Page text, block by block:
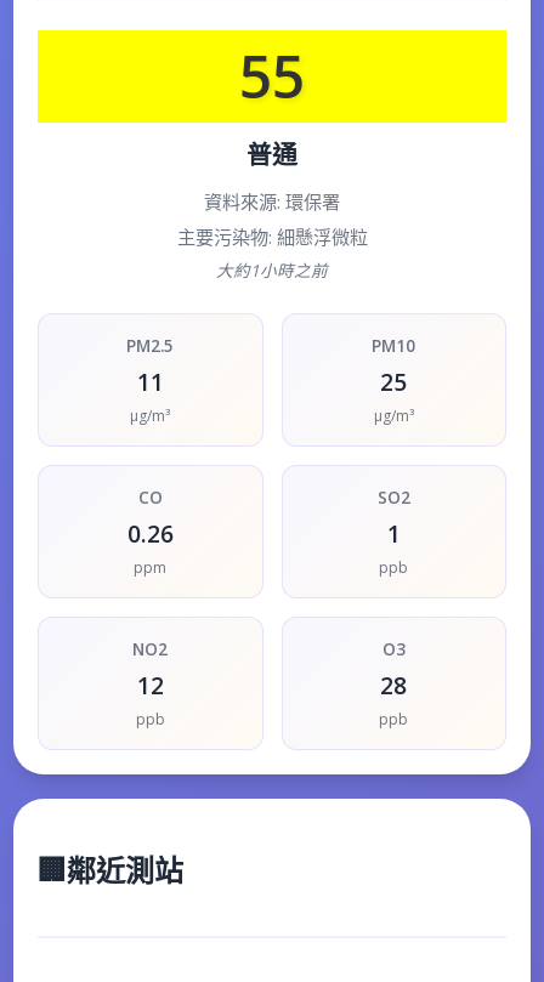
55
普通
資料來源: 環保署
主要污染物: 細懸浮微粒
大約1小時之前
PM2.5
11
μg/m³
PM10
25
μg/m³
CO
0.26
ppm
SO2
1
ppb
NO2
12
ppb
O3
28
ppb
🏢鄰近測站